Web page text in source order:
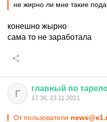
не жирно ли мне такие
конешно жырно
сама то не заработала
Г главный по
17:36, 23.11.2021
От пользователя